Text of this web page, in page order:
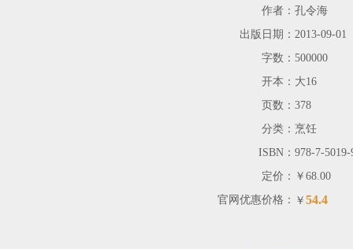
作者： 孔令海
出版日期： 2013-09-01
字数： 500000
开本： 大16
页数： 378
分类： 烹饪
ISBN： 978-7-5019-
定价： ￥68.00
官网优惠价格： ￥ 54.4